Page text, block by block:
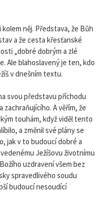
něj. Představa, že Bůh
a že cesta křesťanské
„dobré dobrým a zlé
Ale blahoslavený je ten, kdo
v dnešním textu.
svou představu příchodu
A věřím, že
touhám, když viděl tento
a změnil své plány se
jak v to budoucí dobré a
Ježíšovu životnímu
uzdravení všem bez
spravedlivého soudu
budoucí nesoudící